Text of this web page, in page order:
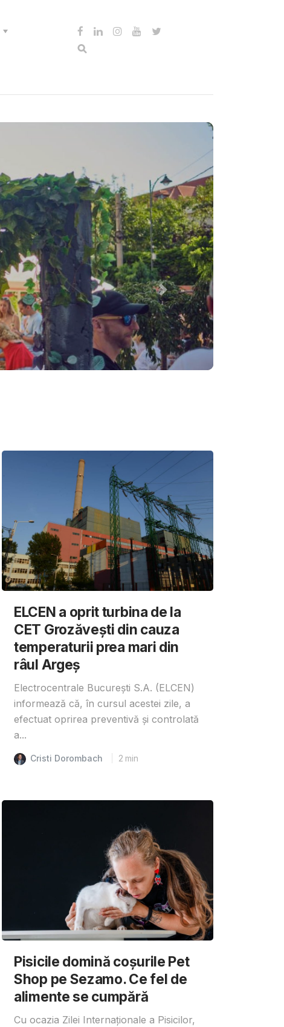
ELCEN a oprit turbina de la
CET Grozăvești din cauza
temperaturii prea mari din
râul Argeș
Electrocentrale București S.A. (ELCEN)
informează că, în cursul acestei zile, a
efectuat oprirea preventivă și controlată
a...
Cristi Dorombach 2 min
Pisicile domină coșurile Pet
Shop pe Sezamo. Ce fel de
alimente se cumpără
Cu ocazia Zilei Internaționale a Pisicilor,